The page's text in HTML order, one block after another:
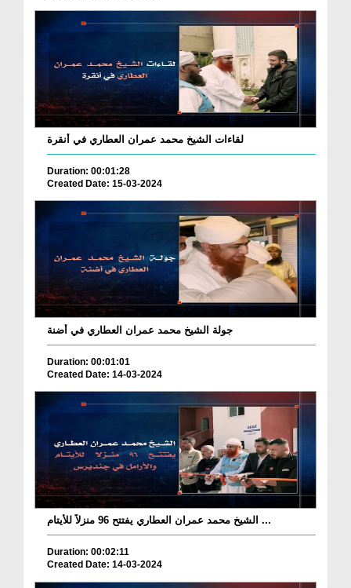
لقاءات الشيخ محمد عمران العطاري في أنقرة
Duration: 00:01:28
Created Date: 15-03-2024
جولة الشيخ محمد عمران العطاري في أضنة
Duration: 00:01:01
Created Date: 14-03-2024
الشيخ محمد عمران العطاري يفتتح 96 منزلاً للأيتام ...
Duration: 00:02:11
Created Date: 14-03-2024